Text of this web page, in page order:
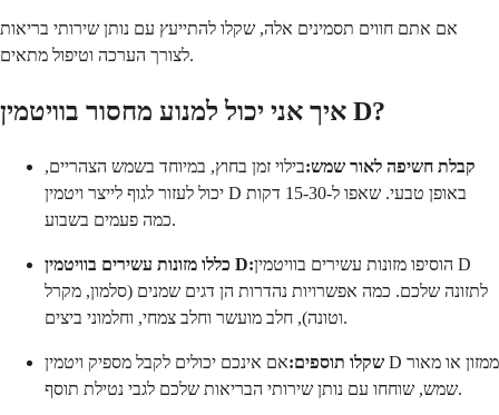
אם אתם חווים תסמינים אלה, שקלו להתייעץ עם נותן שירותי בריאות
לצורך הערכה וטיפול מתאים.
איך אני יכול למנוע מחסור בוויטמין D?
קבלת חשיפה לאור שמש:בילוי זמן בחוץ, במיוחד בשמש הצהריים,
יכול לעזור לגוף לייצר ויטמין D באופן טבעי. שאפו ל-15-30 דקות
כמה פעמים בשבוע.
כללו מזונות עשירים בוויטמין D:הוסיפו מזונות עשירים בוויטמין D
לתזונה שלכם. כמה אפשרויות נהדרות הן דגים שמנים (סלמון, מקרל
וטונה), חלב מועשר וחלב צמחי, וחלמוני ביצים.
שקלו תוספים:אם אינכם יכולים לקבל מספיק ויטמין D ממזון או מאור
שמש, שוחחו עם נותן שירותי הבריאות שלכם לגבי נטילת תוסף.